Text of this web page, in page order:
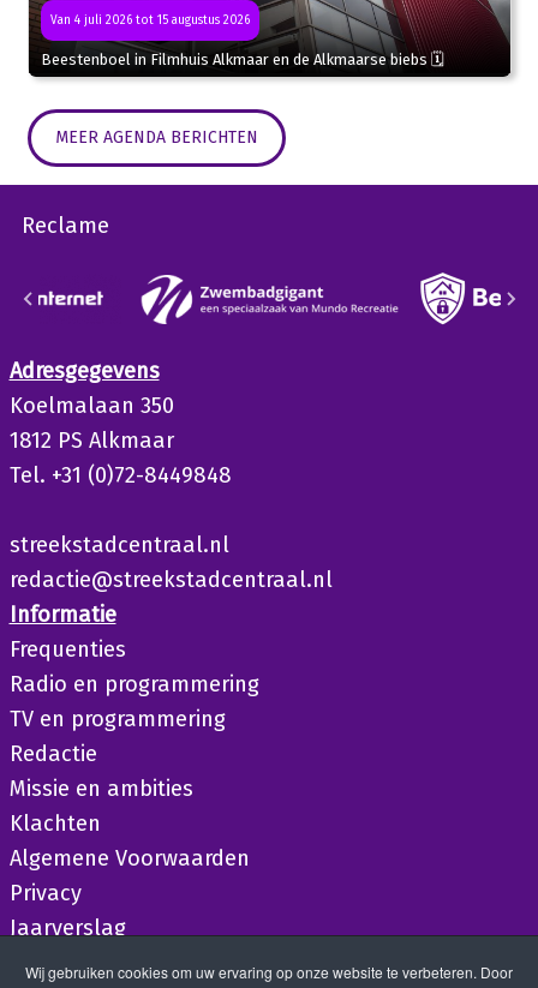
Van 4 juli 2026 tot 15 augustus 2026
Beestenboel in Filmhuis Alkmaar en de Alkmaarse biebs 🗓
MEER AGENDA BERICHTEN
Reclame
Adresgegevens
Koelmalaan 350
1812 PS Alkmaar
Tel. +31 (0)72-8449848
streekstadcentraal.nl
redactie@streekstadcentraal.nl
Informatie
Frequenties
Radio en programmering
TV en programmering
Redactie
Missie en ambities
Klachten
Algemene Voorwaarden
Privacy
Jaarverslag
Wij gebruiken cookies om uw ervaring op onze website te verbeteren. Door